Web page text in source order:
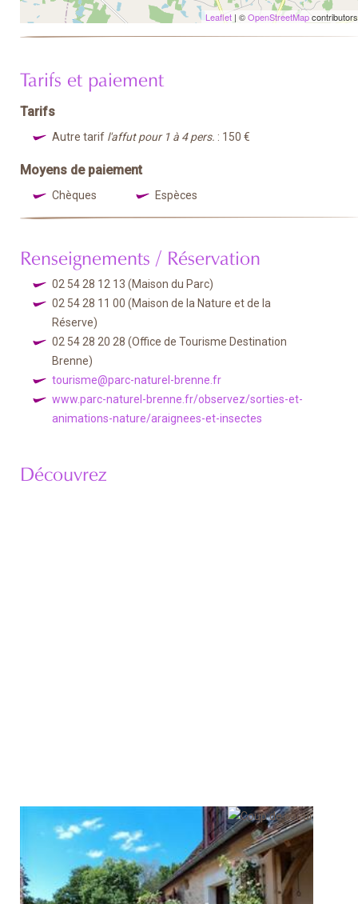
Leaflet | ©OpenStreetMapcontributors
Tarifs et paiement
Tarifs
Autre tarif l'affut pour 1 à 4 pers. : 150 €
Moyens de paiement
Chèques Espèces
Renseignements / Réservation
02 54 28 12 13 (Maison du Parc)
02 54 28 11 00 (Maison de la Nature et de la
Réserve)
02 54 28 20 28 (Office de Tourisme Destination
Brenne)
tourisme@parc-naturel-brenne.fr
www.parc-naturel-brenne.fr/observez/sorties-et-
animations-nature/araignees-et-insectes
Découvrez